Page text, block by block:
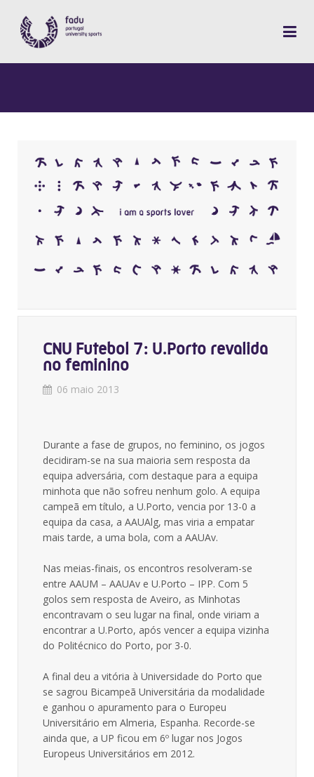
CNU Futebol 7: U.Porto revalida
no feminino
06 maio 2013
Durante a fase de grupos, no feminino, os jogos
decidiram-se na sua maioria sem resposta da
equipa adversária, com destaque para a equipa
minhota que não sofreu nenhum golo. A equipa
campeã em título, a U.Porto, vencia por 13-0 a
equipa da casa, a AAUAlg, mas viria a empatar
mais tarde, a uma bola, com a AAUAv.
Nas meias-finais, os encontros resolveram-se
entre AAUM – AAUAv e U.Porto – IPP. Com 5
golos sem resposta de Aveiro, as Minhotas
encontravam o seu lugar na final, onde viriam a
encontrar a U.Porto, após vencer a equipa vizinha
do Politécnico do Porto, por 3-0.
A final deu a vitória à Universidade do Porto que
se sagrou Bicampeã Universitária da modalidade
e ganhou o apuramento para o Europeu
Universitário em Almeria, Espanha. Recorde-se
ainda que, a UP ficou em 6º lugar nos Jogos
Europeus Universitários em 2012.